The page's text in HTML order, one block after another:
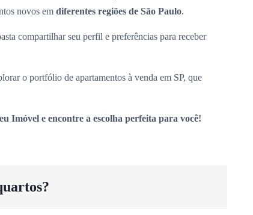
novos em diferentes regiões de São Paulo.
compartilhar seu perfil e preferências para receber
o portfólio de apartamentos à venda em SP, que
Imóvel e encontre a escolha perfeita para você!